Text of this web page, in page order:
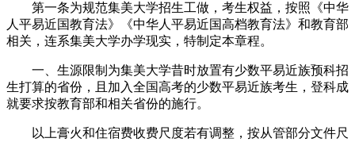
第一条为规范集美大学招生工做，考生权益，按照《中华
人平易近国教育法》《中华人平易近国高档教育法》和教育部
相关，连系集美大学办学现实，特制定本章程。
一、生源限制为集美大学昔时放置有少数平易近族预科招
生打算的省份，且加入全国高考的少数平易近族考生，登科成
就要求按教育部和相关省份的施行。
以上膏火和住宿费收费尺度若有调整，按从管部分文件尺